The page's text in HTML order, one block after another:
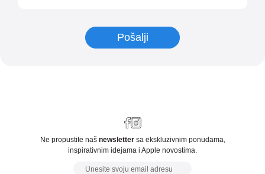
Ne propustite naš newslettersa ekskluzivnim ponudama,
inspirativnim idejama i Apple novostima.